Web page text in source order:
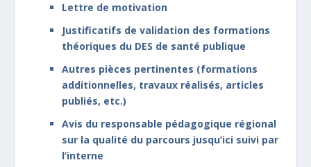
Lettre de motivation
Justificatifs de validation des formations
théoriques du DES de santé publique
Autres pièces pertinentes (formations
additionnelles, travaux réalisés, articles
publiés, etc.)
Avis du responsable pédagogique régional
sur la qualité du parcours jusqu’ici suivi par
l’interne